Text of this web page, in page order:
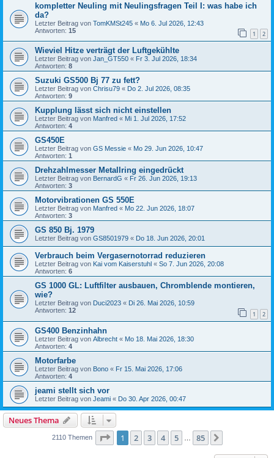
kompletter Neuling mit Neulingsfragen Teil I: was habe ich
da?
Letzter Beitrag von TomKMSt245 « Mo 6. Jul 2026, 12:43
Antworten: 15 1 2
Wieviel Hitze verträgt der Luftgekühlte
Letzter Beitrag von Jan_GT550 « Fr 3. Jul 2026, 18:34
Antworten: 8
Suzuki GS500 Bj 77 zu fett?
Letzter Beitrag von Chrisu79 « Do 2. Jul 2026, 08:35
Antworten: 9
Kupplung lässt sich nicht einstellen
Letzter Beitrag von Manfred « Mi 1. Jul 2026, 17:52
Antworten: 4
GS450E
Letzter Beitrag von GS Messie « Mo 29. Jun 2026, 10:47
Antworten: 1
Drehzahlmesser Metallring eingedrückt
Letzter Beitrag von BernardG « Fr 26. Jun 2026, 19:13
Antworten: 3
Motorvibrationen GS 550E
Letzter Beitrag von Manfred « Mo 22. Jun 2026, 18:07
Antworten: 3
GS 850 Bj. 1979
Letzter Beitrag von GS8501979 « Do 18. Jun 2026, 20:01
Verbrauch beim Vergasernotorrad reduzieren
Letzter Beitrag von Kai vom Kaiserstuhl « So 7. Jun 2026, 20:08
Antworten: 6
GS 1000 GL: Luftfilter ausbauen, Chromblende montieren,
wie?
Letzter Beitrag von Duci2023 « Di 26. Mai 2026, 10:59
Antworten: 12 1 2
GS400 Benzinhahn
Letzter Beitrag von Albrecht « Mo 18. Mai 2026, 18:30
Antworten: 4
Motorfarbe
Letzter Beitrag von Bono « Fr 15. Mai 2026, 17:06
Antworten: 4
jeami stellt sich vor
Letzter Beitrag von Jeami « Do 30. Apr 2026, 00:47
Neues Thema
2110 Themen Seite 1von 85
1 2 3 4 5 85